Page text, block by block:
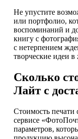
Не упустите
или портфолио,
воспоминаний и
книгу с
с нетерпением
творческие идеи в
Сколько
Лайт с
Стоимость
сервисе
параметров,